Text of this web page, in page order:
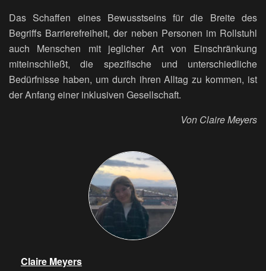
Das Schaffen eines Bewusstseins für die Breite des
Begriffs Barrierefreiheit, der neben Personen im Rollstuhl
auch Menschen mit jeglicher Art von Einschränkung
miteinschließt, die spezifische und unterschiedliche
Bedürfnisse haben, um durch ihren Alltag zu kommen, ist
der Anfang einer inklusiven Gesellschaft.
Von Claire Meyers
Claire Meyers